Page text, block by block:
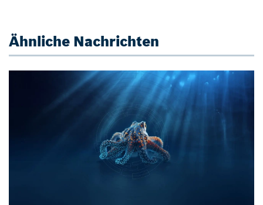
Ähnliche Nachrichten